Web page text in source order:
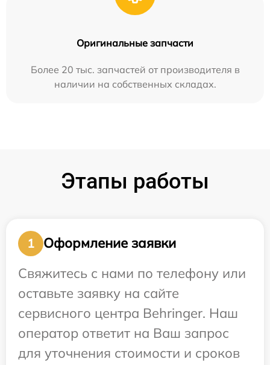
Оригинальные запчасти
Более 20 тыс. запчастей от производителя в
наличии на собственных складах.
Этапы работы
1
Оформление заявки
Свяжитесь с нами по телефону или
оставьте заявку на сайте
сервисного центра Behringer. Наш
оператор ответит на Ваш запрос
для уточнения стоимости и сроков